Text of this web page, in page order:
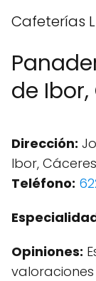
Cafeterías
de
Dirección:
Ibor,
Teléfono:
Opiniones:
valoraciones